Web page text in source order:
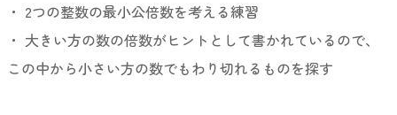
・ 2つの整数の最小公倍数を考える練習
・ 大きい方の数の倍数がヒントとして書かれているので、
この中から小さい方の数でもわり切れるものを探す